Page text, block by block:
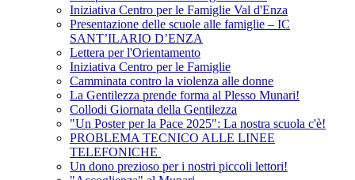
Iniziativa Centro per le Famiglie Val d'Enza
Presentazione delle scuole alle famiglie – IC
SANT’ILARIO D’ENZA
Lettera per l'Orientamento
Iniziativa Centro per le Famiglie
Camminata contro la violenza alle donne
La Gentilezza prende forma al Plesso Munari!
Collodi Giornata della Gentilezza
"Un Poster per la Pace 2025": La nostra scuola c'è!
PROBLEMA TECNICO ALLE LINEE
TELEFONICHE
Un dono prezioso per i nostri piccoli lettori!